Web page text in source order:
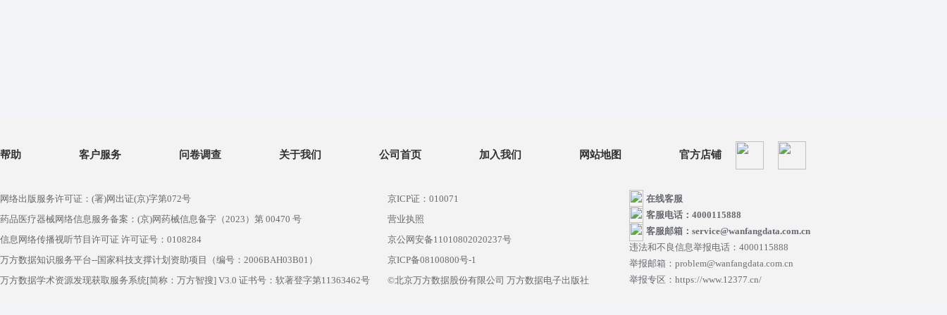
帮助 客户服务 问卷调查 关于我们 公司首页 加入我们 网站地图 官方店铺
网络出版服务许可证：(署)网出证(京)字第072号
药品医疗器械网络信息服务备案：(京)网药械信息备字（2023）第 00470 号
信息网络传播视听节目许可证 许可证号：0108284
万方数据知识服务平台--国家科技支撑计划资助项目（编号：2006BAH03B01）
万方数据学术资源发现获取服务系统[简称：万方智搜] V3.0 证书号：软著登字第11363462号
京ICP证：010071
营业执照
京公网安备11010802020237号
京ICP备08100800号-1
©北京万方数据股份有限公司 万方数据电子出版社
在线客服
客服电话：4000115888
客服邮箱：service@wanfangdata.com.cn
违法和不良信息举报电话：4000115888
举报邮箱：problem@wanfangdata.com.cn
举报专区：https://www.12377.cn/